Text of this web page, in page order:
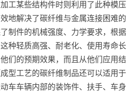
工某些结构件时则利用了此种模压
地解决了碳纤维与金属连接困难的
制件的机械强度、力学要求，根据
种轻质高强、耐老化、使用寿命长
们的预期效果，而且从他们应用结
型工艺的碳纤维制品还可以适用于
车车辆内部的装饰件、扶手、车身